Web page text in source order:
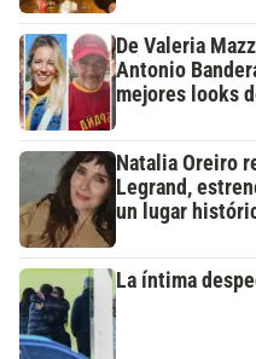
De Valeria
Antonio
mejores looks
Natalia Oreiro
Legrand,
un lugar
La íntima